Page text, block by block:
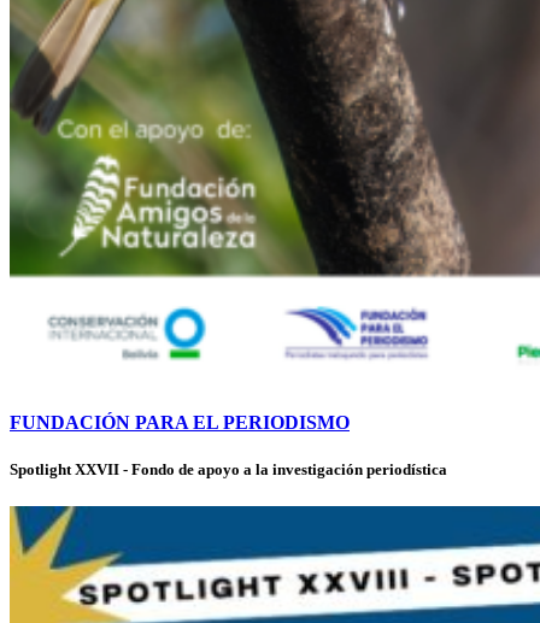
FUNDACIÓN PARA EL PERIODISMO
Spotlight XXVII - Fondo de apoyo a la investigación periodística